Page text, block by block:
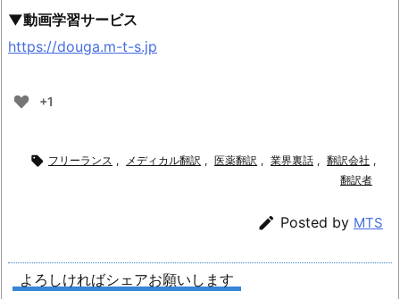
▼動画学習サービス
https://douga.m-t-s.jp
+1
 フリーランス , メディカル翻訳 , 医薬翻訳 , 業界裏話 , 翻訳会社 ,
翻訳者
 Posted by MTS
よろしければシェアお願いします